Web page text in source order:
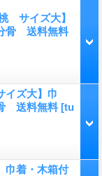
サイズ大】
骨 送料無料
イズ大】巾
送料無料 [tu
巾着・木箱付